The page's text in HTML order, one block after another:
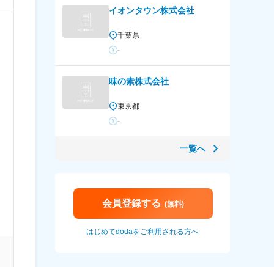
イオンタウン株式会社
千葉県
-
味の素株式会社
東京都
-
一覧へ
会員登録する (無料)
はじめてdodaをご利用される方へ